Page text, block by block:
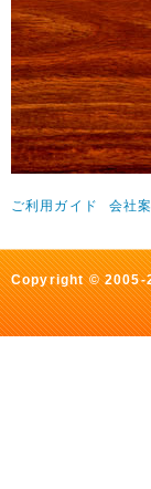
ご利用ガイド 会社
Copyright ©